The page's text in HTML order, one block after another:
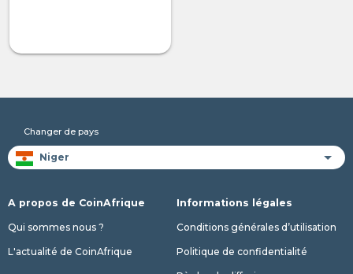
Changer de pays
A propos de CoinAfrique
Qui sommes nous ?
L'actualité de CoinAfrique
Informations légales
Conditions générales d’utilisation
Politique de confidentialité